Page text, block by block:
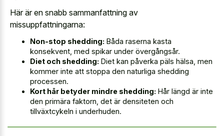
Här är en snabb sammanfattning av
missuppfattningarna:
Non-stop shedding: Båda raserna kasta
konsekvent, med spikar under övergångsår.
Diet och shedding: Diet kan påverka päls hälsa, men
kommer inte att stoppa den naturliga shedding
processen.
Kort hår betyder mindre shedding: Hår längd är inte
den primära faktorn, det är densiteten och
tillväxtcykeln i underhuden.